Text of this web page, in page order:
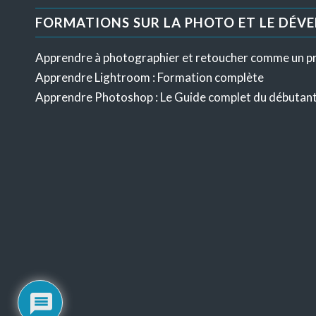
FORMATIONS SUR LA PHOTO ET LE
Apprendre à photographier et retoucher comme un
Apprendre Lightroom : Formation complète
Apprendre Photoshop : Le Guide complet du débutant